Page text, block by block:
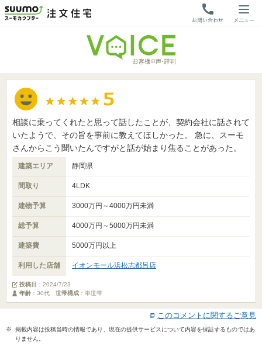
相談に乗ってくれたと思って話したことが、契約会社に話されて
いたようで、その旨を事前に教えてほしかった。 急に、スーモ
さんからこう聞いたんですがと話が始まり焦ることがあった。
建築エリア 静岡県
間取り 4LDK
建物予算 3000万円～4000万円未満
総予算 4000万円～5000万円未満
建築費 5000万円以上
利用した店舗 イオンモール浜松志都呂店
投稿日 ： 2024/7/23
年齢 ：30代 世帯構成 ：単世帯
このコメントに関するご意見
※ 掲載内容は投稿当時の情報であり、現在の提供サービスについて内容を保証するものではあ
りません。